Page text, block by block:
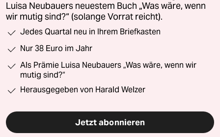
Luisa Neubauers neuestem Buch „Was wäre, wenn
wir mutig sind?“ (solange Vorrat reicht).
Jedes Quartal neu in Ihrem Briefkasten
Nur 38 Euro im Jahr
Als Prämie Luisa Neubauers „Was wäre, wenn wir
mutig sind?“
Herausgegeben von Harald Welzer
Jetzt abonnieren